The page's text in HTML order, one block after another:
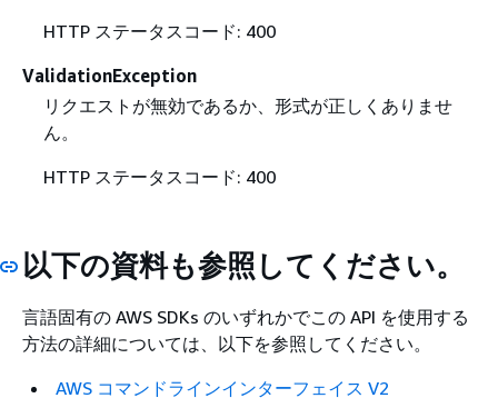
HTTP ステータスコード: 400
ValidationException
リクエストが無効であるか、形式が正しくありませ
ん。
HTTP ステータスコード: 400
以下の資料も参照してください。
言語固有の AWS SDKs のいずれかでこの API を使用する
方法の詳細については、以下を参照してください。
AWS コマンドラインインターフェイス V2